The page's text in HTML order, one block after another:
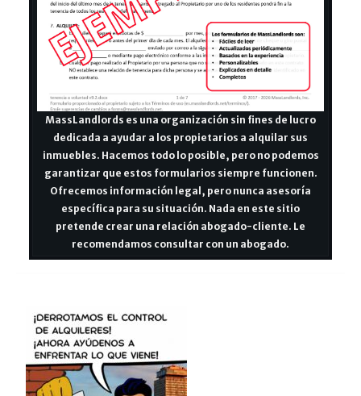
MassLandlords es una organización sin fines de lucro
dedicada a ayudar a los propietarios a alquilar sus
inmuebles. Hacemos todo lo posible, pero no podemos
garantizar que estos formularios siempre funcionen.
Ofrecemos información legal, pero nunca asesoría
específica para su situación. Nada en este sitio
pretende crear una relación abogado-cliente. Le
recomendamos consultar con un abogado.